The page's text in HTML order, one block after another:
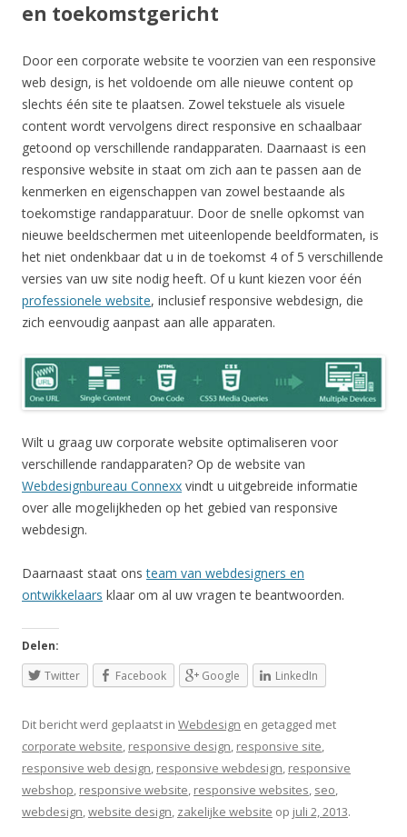
en toekomstgericht
Door een corporate website te voorzien van een responsive
web design, is het voldoende om alle nieuwe content op
slechts één site te plaatsen. Zowel tekstuele als visuele
content wordt vervolgens direct responsive en schaalbaar
getoond op verschillende randapparaten. Daarnaast is een
responsive website in staat om zich aan te passen aan de
kenmerken en eigenschappen van zowel bestaande als
toekomstige randapparatuur. Door de snelle opkomst van
nieuwe beeldschermen met uiteenlopende beeldformaten, is
het niet ondenkbaar dat u in de toekomst 4 of 5 verschillende
versies van uw site nodig heeft. Of u kunt kiezen voor één
professionele website, inclusief responsive webdesign, die
zich eenvoudig aanpast aan alle apparaten.
Wilt u graag uw corporate website optimaliseren voor
verschillende randapparaten? Op de website van
Webdesignbureau Connexx vindt u uitgebreide informatie
over alle mogelijkheden op het gebied van responsive
webdesign.
Daarnaast staat onsteam van webdesigners en
ontwikkelaars klaar om al uw vragen te beantwoorden.
Delen:
Twitter
Facebook Google LinkedIn
Dit bericht werd geplaatst in Webdesign en getagged met
corporate website, responsive design, responsive site,
responsive web design, responsive webdesign, responsive
webshop, responsive website, responsive websites, seo,
webdesign,website design, zakelijke website op juli 2, 2013.